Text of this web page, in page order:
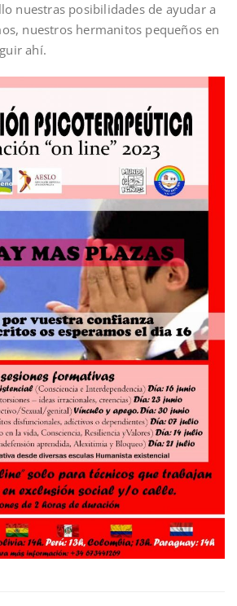
nuestras posibilidades de ayudar a
nuestros hermanitos pequeños en
ahí.